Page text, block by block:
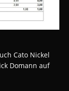
Cato Nickel
Domann auf